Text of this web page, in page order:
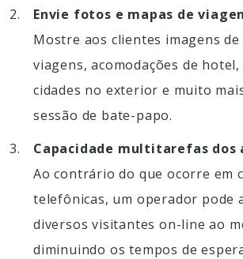
Envie fotos e mapas de
Mostre aos clientes imagens
viagens, acomodações de hotel,
cidades no exterior e muito
sessão de bate-papo.
Capacidade multitarefas dos
Ao contrário do que ocorre em
telefônicas, um operador pode
diversos visitantes on-line ao
diminuindo os tempos de